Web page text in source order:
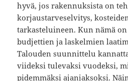
hyvä, jos rakennuksista on
korjaustarveselvitys,
tarkasteluineen. Kun nämä
budjettien ja laskelmien
Talouden suunnittelu
viideksi tulevaksi vuodeksi,
pidemmäksi ajanjaksoksi.